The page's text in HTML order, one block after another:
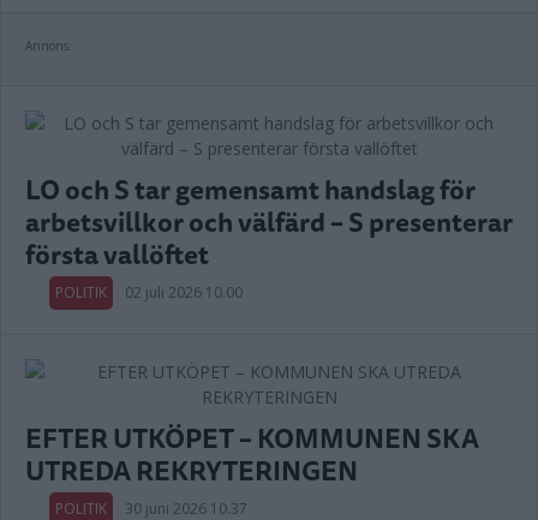
Annons:
LO och S tar gemensamt handslag för
arbetsvillkor och välfärd – S presenterar
första vallöftet
POLITIK 02 juli 2026 10.00
EFTER UTKÖPET – KOMMUNEN SKA
UTREDA REKRYTERINGEN
POLITIK 30 juni 2026 10.37